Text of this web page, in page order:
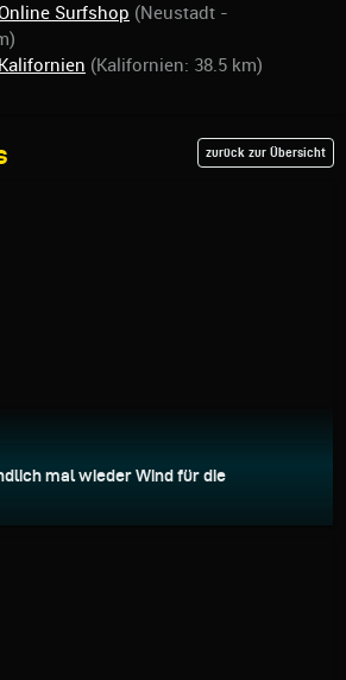
Surfshop (Neustadt -
(Kalifornien: 38.5 km)
zurück zur Übersicht
mal wieder Wind für die